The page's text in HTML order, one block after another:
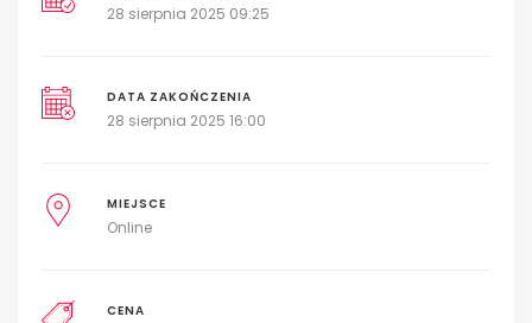
28 sierpnia 2025 09:25
DATA ZAKOŃCZENIA
28 sierpnia 2025 16:00
MIEJSCE
Online
CENA